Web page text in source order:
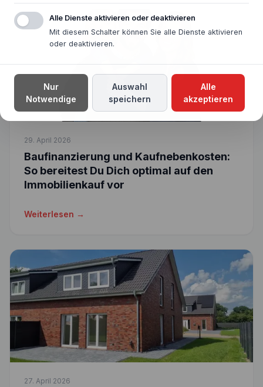
29. April 2026
Baufinanzierung und Kaufnebenkosten:
So bereitest Du Dich optimal auf den
Immobilienkauf vor
Weiterlesen →
27. April 2026
Alle Dienste aktivieren oder deaktivieren
Mit diesem Schalter können Sie alle Dienste aktivieren
oder deaktivieren.
Nur
Notwendige
Auswahl
speichern
Alle
akzeptieren